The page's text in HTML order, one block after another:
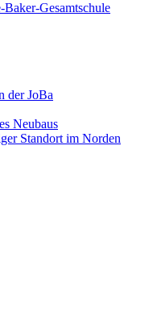
Baker-Gesamtschule
der JoBa
Neubaus
Standort im Norden